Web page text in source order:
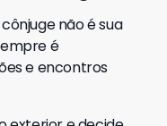
não é sua
é
e encontros